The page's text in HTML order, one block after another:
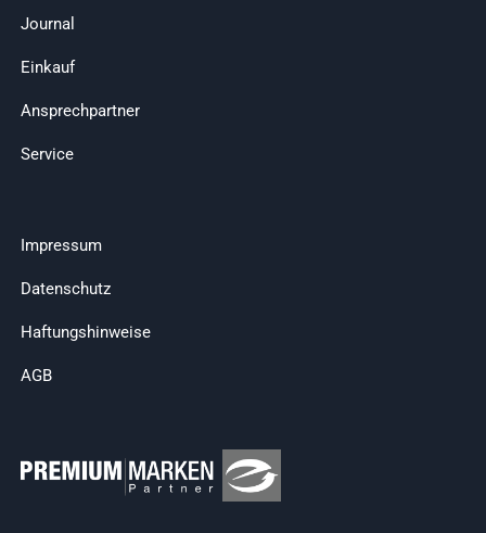
Journal
Einkauf
Ansprechpartner
Service
Impressum
Datenschutz
Haftungshinweise
AGB